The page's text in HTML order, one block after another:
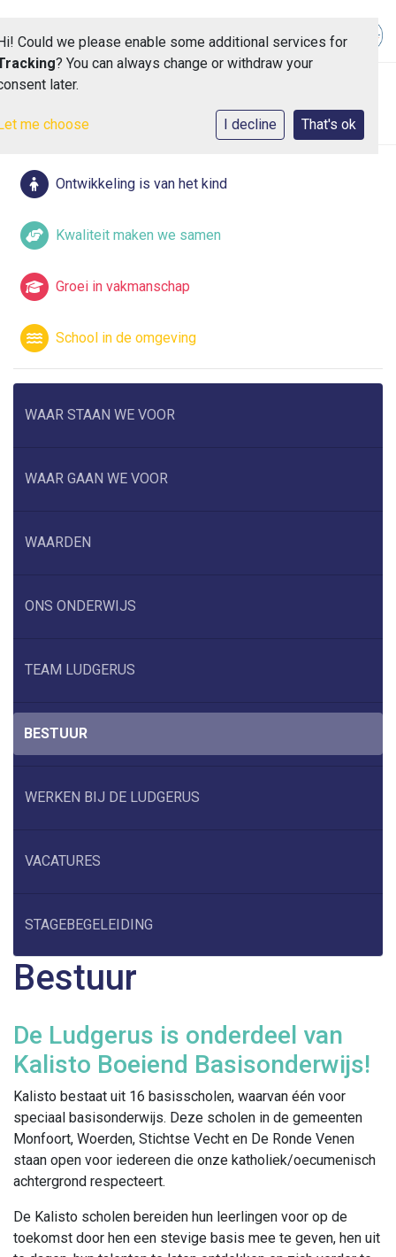
Ontwikkeling is van het kind
Kwaliteit maken we samen
Groei in vakmanschap
School in de omgeving
WAAR STAAN WE VOOR
WAAR GAAN WE VOOR
WAARDEN
ONS ONDERWIJS
TEAM LUDGERUS
BESTUUR
WERKEN BIJ DE LUDGERUS
VACATURES
STAGEBEGELEIDING
Bestuur
De Ludgerus is onderdeel van
Kalisto Boeiend Basisonderwijs!
Kalisto bestaat uit 16 basisscholen, waarvan één voor
speciaal basisonderwijs. Deze scholen in de gemeenten
Monfoort, Woerden, Stichtse Vecht en De Ronde Venen
staan open voor iedereen die onze katholiek/oecumenisch
achtergrond respecteert.
De Kalisto scholen bereiden hun leerlingen voor op de
toekomst door hen een stevige basis mee te geven, hen uit
Could we please enable some additional services for
? You can always change or withdraw your
later.
me choose I decline That's ok